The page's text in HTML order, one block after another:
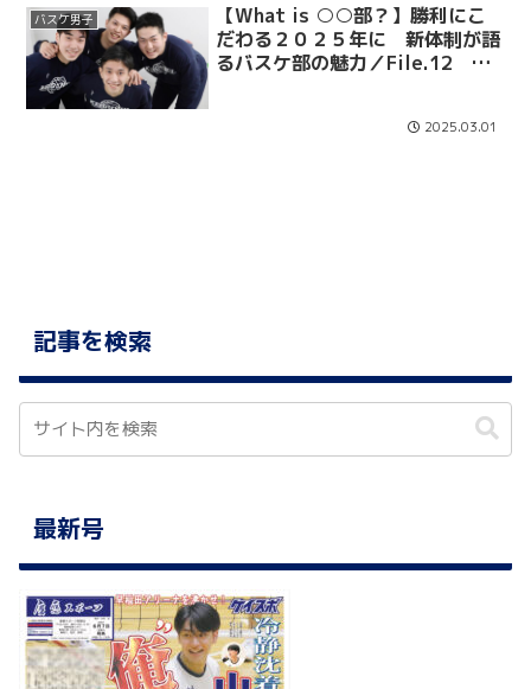
バスケ男子
【What is ○○部？】勝利にこ
だわる２０２５年に 新体制が語
るバスケ部の魅力／File.12 バ
2025.03.01
記事を検索
最新号